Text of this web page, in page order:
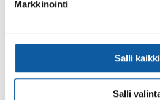
Markkinointi
Salli kaikki
Salli
Palaute